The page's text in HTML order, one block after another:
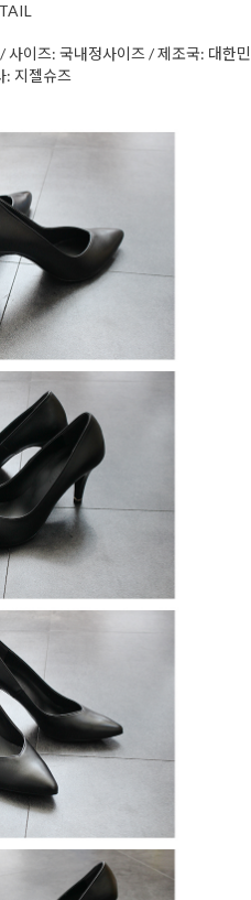
이즈: 국내정사이즈 / 제조국: 대한민
: 지젤슈즈